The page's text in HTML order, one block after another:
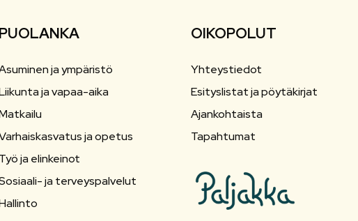
PUOLANKA
ja ympäristö
ja vapaa-aika
ja opetus
Työ ja elinkeinot
ja terveyspalvelut
OIKOPOLUT
Yhteystiedot
Esityslistat ja pöytäkirjat
Ajankohtaista
Tapahtumat